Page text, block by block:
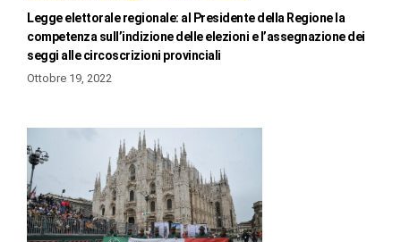
Legge elettorale regionale: al Presidente della Regione la
competenza sull’indizione delle elezioni e l’assegnazione dei
seggi alle circoscrizioni provinciali
Ottobre 19, 2022